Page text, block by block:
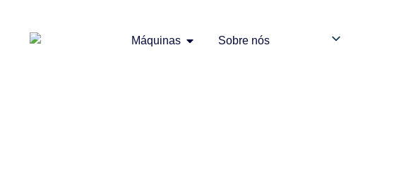
Máquinas Sobre nós